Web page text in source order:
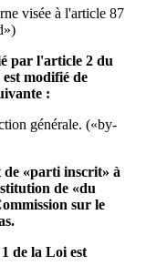
visée à l'article 87
par l'article 2 du
modifié de
:
générale. («by-
de «parti inscrit» à
de «du
sur le
de la Loi est